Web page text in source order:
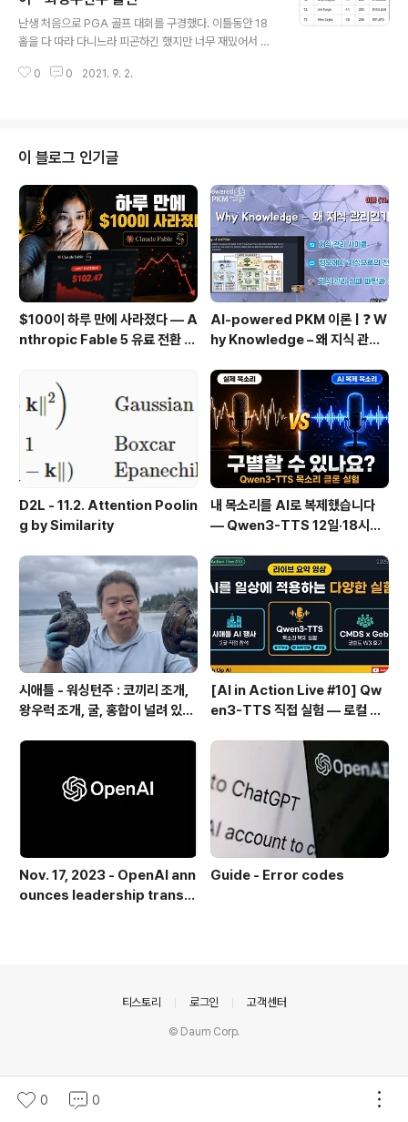
노태우 이놈들에게 죽어서도 땅을 치고 반성할만한 처벌을 할 수 있는 움직임이
있다면 ..
난생 처음으로 PGA 골프 대회를 구경했다. 이틀동안 18
홀을 다 따라 다니느라 피곤하긴 했지만 너무 재밌어서 피
선수는 4under par로 20위권이었던 것 같다. 상금은 1
에도 공짜로 구경 시켜 주었으면... :)
0 0 2021. 9. 2.
이 블로그 인기글
$100이 하루 만에 사라졌다 — A
nthropic Fable 5 유료 전환 사
AI-powered PKM 이론 | ❓ W
hy Knowledge – 왜 지식 관리
보에서 지식으로의 전환, 🛠️ 지식
관리 실패 패턴과 극복
D2L - 11.2. Attention Poolin
g by Similarity
내 목소리를 AI로 복제했습니다
— Qwen3-TTS 12일·18시간
시애틀 - 워싱턴주 : 코끼리 조개,
왕우럭 조개, 굴, 홍합이 널려 있는
[AI in Action Live #10] Qw
en3-TTS 직접 실험 — 로컬 설
Nov. 17, 2023 - OpenAI ann
ounces leadership transiti
Guide - Error codes
0 0
티스토리 로그인 고객센터
© Daum Corp.